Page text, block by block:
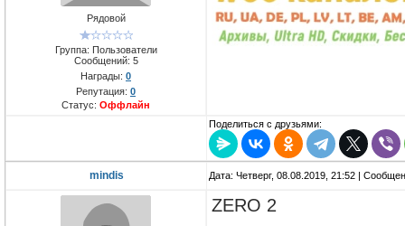
Рядовой
Группа: Пользователи
Сообщений: 5
Награды: 0
Репутация: 0
Статус: Оффлайн
Поделиться с друзьями:
mindis Дата: Четверг, 08.08.2019, 21:52 |
ZERO 2